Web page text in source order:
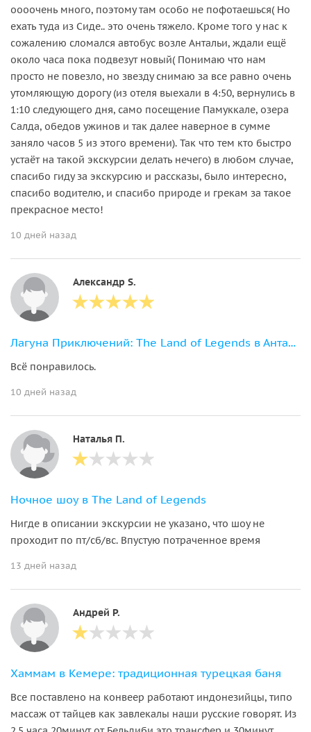
оооочень много, поэтому там особо не пофотаешься( Но
ехать туда из Сиде.. это очень тяжело. Кроме того у нас к
сожалению сломался автобус возле Антальи, ждали ещё
около часа пока подвезут новый( Понимаю что нам
просто не повезло, но звезду снимаю за все равно очень
утомляющую дорогу (из отеля выехали в 4:50, вернулись в
1:10 следующего дня, само посещение Памуккале, озера
Салда, обедов ужинов и так далее наверное в сумме
заняло часов 5 из этого времени). Так что тем кто быстро
устаёт на такой экскурсии делать нечего) в любом случае,
спасибо гиду за экскурсию и рассказы, было интересно,
спасибо водителю, и спасибо природе и грекам за такое
прекрасное место!
10 дней назад
Александр S.
Лагуна Приключений: The Land of Legends в Анталии
Всё понравилось.
10 дней назад
Наталья П.
Ночное шоу в The Land of Legends
Нигде в описании экскурсии не указано, что шоу не
проходит по пт/сб/вс. Впустую потраченное время
13 дней назад
Андрей Р.
Хаммам в Кемере: традиционная турецкая баня
Все поставлено на конвеер работают индонезийцы, типо
массаж от тайцев как завлекалы наши русские говорят. Из